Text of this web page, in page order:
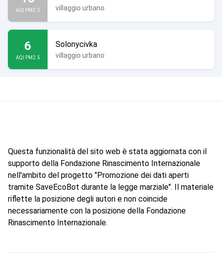
AQI PM2.5 villaggio urbano
6
AQI PM2.5
Solonycivka
villaggio urbano
Questa funzionalità del sito web è stata aggiornata con il
supporto della Fondazione Rinascimento Internazionale
nell'ambito del progetto "Promozione dei dati aperti
tramite SaveEcoBot durante la legge marziale". Il materiale
riflette la posizione degli autori e non coincide
necessariamente con la posizione della Fondazione
Rinascimento Internazionale.